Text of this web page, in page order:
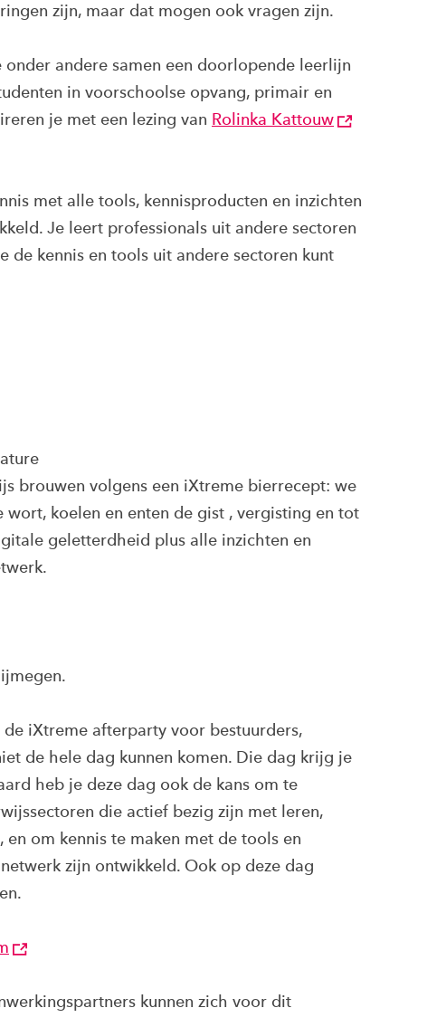
zijn, maar dat mogen ook vragen zijn.
andere samen een doorlopende leerlijn
in voorschoolse opvang, primair en
je met een lezing van Rolinka Kattouw
met alle tools, kennisproducten en inzichten
Je leert professionals uit andere sectoren
de kennis en tools uit andere sectoren kunt
brouwen volgens een iXtreme bierrecept: we
wort, koelen en enten de gist , vergisting en tot
geletterdheid plus alle inzichten en
iXtreme afterparty voor bestuurders,
de hele dag kunnen komen. Die dag krijg je
heb je deze dag ook de kans om te
die actief bezig zijn met leren,
om kennis te maken met de tools en
zijn ontwikkeld. Ook op deze dag
kunnen zich voor dit